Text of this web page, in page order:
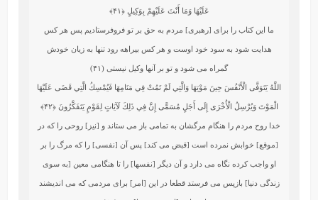
عَلَيْهَا وَمَا أَنْتَ عَلَيْهِمْ بِوَكِيلٍ﴿۴۱﴾
ما اين كتاب را براى [رهبرى] مردم به حق بر تو فروفرستاديم پس هر كس
هدايت ‏شود به سود خود اوست و هر كس بيراهه رود تنها به زيان خودش
گمراه مى ‏شود و تو بر آنها وكيل نيستى (۴۱)
اللَّهُ يَتَوَفَّى الْأَنْفُسَ حِينَ مَوْتِهَا وَالَّتِي لَمْ تَمُتْ فِي مَنَامِهَا فَيُمْسِكُ الَّتِي قَضَى عَلَيْهَا
الْمَوْتَ وَيُرْسِلُ الْأُخْرَى إِلَى أَجَلٍ مُسَمًّى إِنَّ فِي ذَلِكَ لَآيَاتٍ لِقَوْمٍ يَتَفَكَّرُونَ﴿۴۲﴾
خدا روح مردم را هنگام مرگشان به تمامى باز مى‏ ستاند و [نيز] روحى را كه در
[موقع] خوابش نمرده است [قبض مى ‏كند] پس آن [نفسى] را كه مرگ را بر
او واجب كرده نگاه مى دارد و آن ديگر [نفسها] را تا هنگامى معين [به سوى
زندگى دنيا] بازپس مى‏ فرستد قطعا در اين [امر] براى مردمى كه مى‏ انديشند